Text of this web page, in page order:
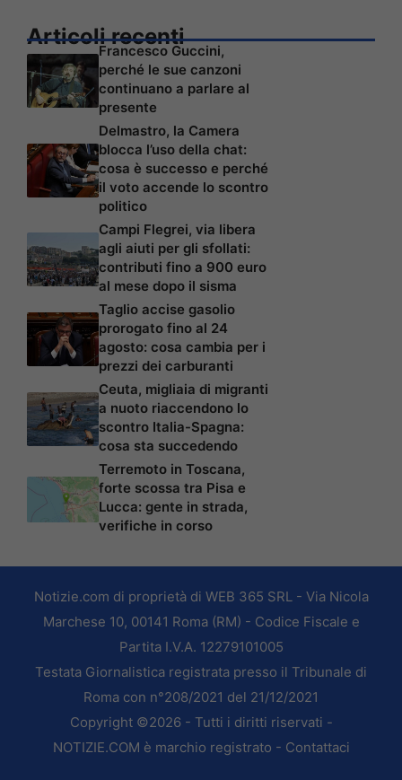
Articoli recenti
Francesco Guccini,
perché le sue canzoni
continuano a parlare al
presente
Delmastro, la Camera
blocca l’uso della chat:
cosa è successo e perché
il voto accende lo scontro
politico
Campi Flegrei, via libera
agli aiuti per gli sfollati:
contributi fino a 900 euro
al mese dopo il sisma
Taglio accise gasolio
prorogato fino al 24
agosto: cosa cambia per i
prezzi dei carburanti
Ceuta, migliaia di migranti
a nuoto riaccendono lo
scontro Italia-Spagna:
cosa sta succedendo
Terremoto in Toscana,
forte scossa tra Pisa e
Lucca: gente in strada,
verifiche in corso
Notizie.com di proprietà di WEB 365 SRL - Via Nicola
Marchese 10, 00141 Roma (RM) - Codice Fiscale e
Partita I.V.A. 12279101005
Testata Giornalistica registrata presso il Tribunale di
Roma con n°208/2021 del 21/12/2021
Copyright ©2026 - Tutti i diritti riservati -
NOTIZIE.COM è marchio registrato - Contattaci